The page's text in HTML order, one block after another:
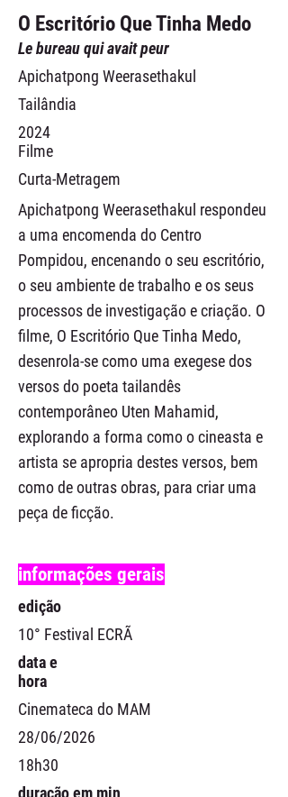
O Escritório Que Tinha Medo
Le bureau qui avait peur
Apichatpong Weerasethakul
Tailândia
2024
Filme
Curta-Metragem
Apichatpong Weerasethakul respondeu
a uma encomenda do Centro
Pompidou, encenando o seu escritório,
o seu ambiente de trabalho e os seus
processos de investigação e criação. O
filme, O Escritório Que Tinha Medo,
desenrola-se como uma exegese dos
versos do poeta tailandês
contemporâneo Uten Mahamid,
explorando a forma como o cineasta e
artista se apropria destes versos, bem
como de outras obras, para criar uma
peça de ficção.
informações gerais
edição
10° Festival ECRÃ
data e
hora
Cinemateca do MAM
28/06/2026
18h30
duração em min